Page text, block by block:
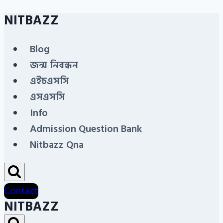
Skip
content
NITBAZZ
Blog
জন্ম নিবন্ধন
এইচএসসি
এসএসসি
Info
Admission Question Bank
Nitbazz Qna
Contact
NITBAZZ